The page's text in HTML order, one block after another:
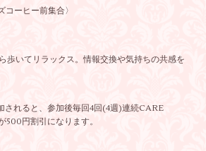
ーヒー前集合〉
歩いてリラックス。情報交換や気持ちの共感を
れると、参加後毎回4回(4週)連続CARE
円割引になります。